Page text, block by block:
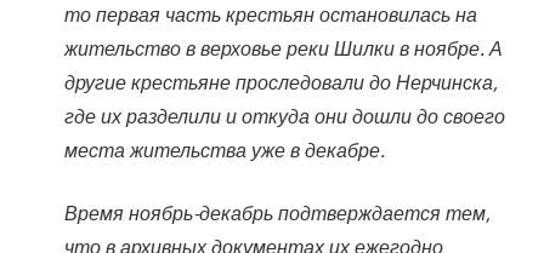
то первая часть крестьян остановилась на
жительство в верховье реки Шилки в ноябре. А
другие крестьяне проследовали до Нерчинска,
где их разделили и откуда они дошли до своего
места жительства уже в декабре.
Время ноябрь-декабрь подтверждается тем,
что в архивных документах их ежегодно